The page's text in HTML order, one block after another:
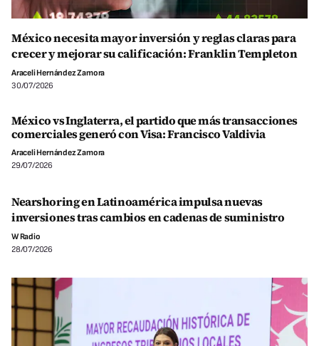
México necesita mayor inversión y reglas claras para
crecer y mejorar su calificación: Franklin Templeton
Araceli Hernández Zamora
30/07/2026
México vs Inglaterra, el partido que más transacciones
comerciales generó con Visa: Francisco Valdivia
Araceli Hernández Zamora
29/07/2026
Nearshoring en Latinoamérica impulsa nuevas
inversiones tras cambios en cadenas de suministro
W Radio
28/07/2026